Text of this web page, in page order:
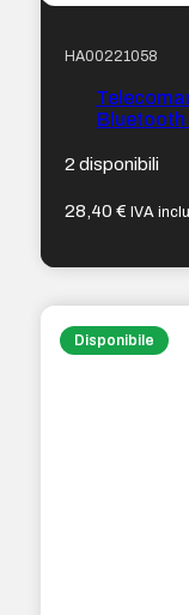
HA00221058
Bluetooth
solare di
2 disponibili
28,40€ IVA
Disponibile